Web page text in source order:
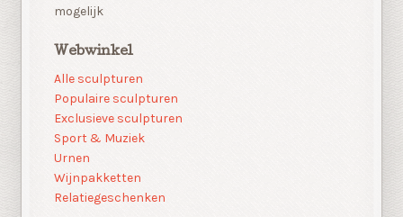
mogelijk
Webwinkel
Alle sculpturen
Populaire sculpturen
Exclusieve sculpturen
Sport & Muziek
Urnen
Wijnpakketten
Relatiegeschenken